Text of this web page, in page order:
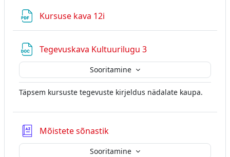
Kursuse kava 12i
Tegevuskava Kultuurilugu 3
Sooritamine
Täpsem kursuste tegevuste kirjeldus nädalate kaupa.
Mõistete sõnastik
Sooritamine